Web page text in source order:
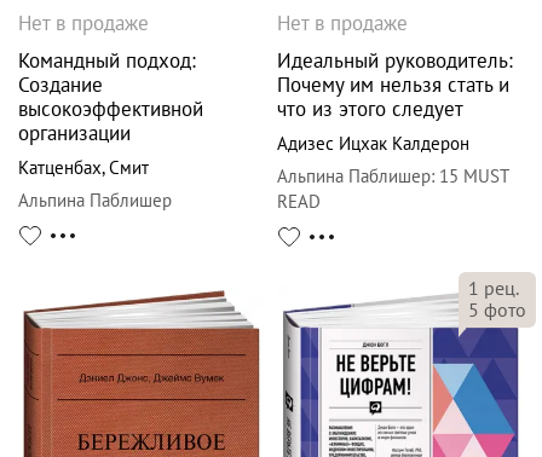
Нет в продаже
Командный подход:
Создание
высокоэффективной
организации
Катценбах,Смит
Альпина Паблишер
Нет в продаже
Идеальный руководитель:
Почему им нельзя стать и
что из этого следует
Адизес Ицхак Калдерон
Альпина Паблишер: 15 MUST
READ
1 рец.
5 фото